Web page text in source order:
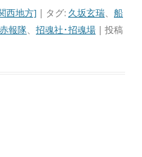
西地方] | タグ: 久坂玄瑞
船
赤報隊 招魂社･招魂場 | 投稿